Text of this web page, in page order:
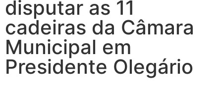
disputar as 11
cadeiras da Câmara
Municipal em
Presidente Olegário